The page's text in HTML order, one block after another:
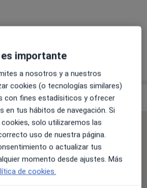
e internacional. Somos un
muy familiar y abiertos a
a nuestros pacientes con la
excelencia y humanidad que
está esta dinámica de trabajo
la tecnología más puntera del
esa guinda al pastel del que
para seguir creciendo y
felicidad y su felicidad
Conózcanos; será un honor
".
(a 1 minuto andando) **
en función del especialista, la
Confirma la cobertura en el
importante
a nosotros y a nuestros
cookies (o tecnologías similares)
con fines estadísiticos y ofrecer
en tus hábitos de navegación. Si
solo utilizaremos las
uso de nuestra página.
o actualizar tus
momento desde ajustes. Más
de cookies.